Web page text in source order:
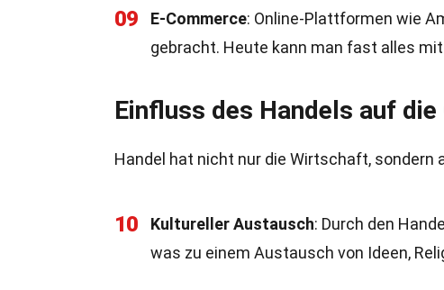
09 E-Commerce: Online-Plattformen wie
gebracht. Heute kann man fast alles
Einfluss des Handels auf
Handel hat nicht nur die Wirtschaft, sondern
10 Kultureller Austausch: Durch den
was zu einem Austausch von Ideen,